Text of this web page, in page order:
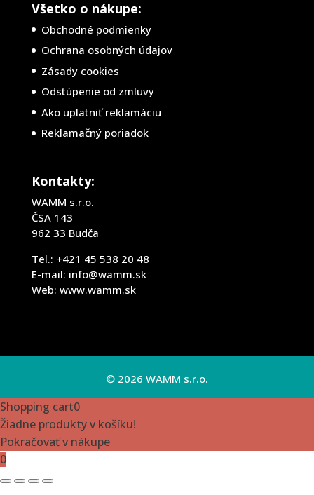
Všetko o nákupe:
Obchodné podmienky
Ochrana osobných údajov
Zásady cookies
Odstúpenie od zmluvy
Ako uplatniť reklamáciu
Reklamačný poriadok
Kontakty:
WAMM s.r.o.
ČSA 143
962 33 Budča
Tel.: +421 45 538 20 48
E-mail: info@wamm.sk
Web: www.wamm.sk
© 2026 WAMM s.r.o.
Shopping cart0
Žiadne produkty v košíku!
Pokračovať v nákupe
0